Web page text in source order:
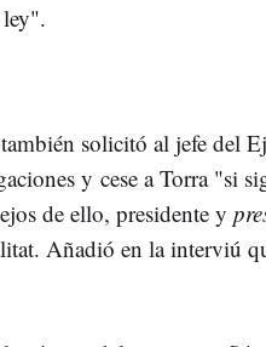
solicitó al jefe del
y cese a Torra "si
de ello, presidente y
Añadió en la interviú